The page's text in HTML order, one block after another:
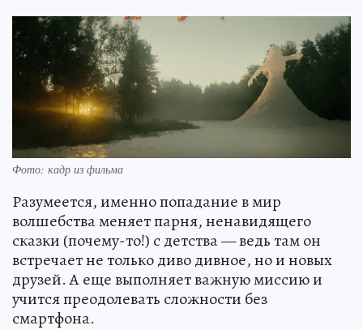
Фото: кадр из фильма
Разумеется, именно попадание в мир
волшебства меняет парня, ненавидящего
сказки (почему-то!) с детства — ведь там он
встречает не только диво дивное, но и новых
друзей. А еще выполняет важную миссию и
учится преодолевать сложности без
смартфона.